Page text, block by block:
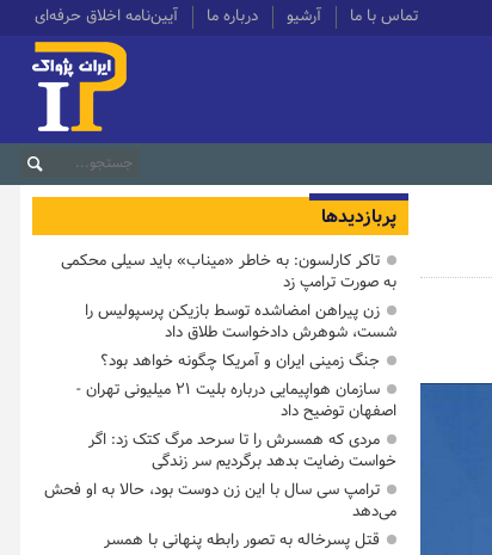
تماس با ما آرشیو درباره ما آیین‌نامه اخلاق حرفه‌ای
پربازدیدها
تاکر کارلسون: به خاطر «میناب» باید سیلی محکمی
به صورت ترامپ زد
زن پیراهن امضاشده توسط بازیکن پرسپولیس را
شست، شوهرش دادخواست طلاق داد
جنگ زمینی ایران و آمریکا چگونه خواهد بود؟
سازمان هواپیمایی درباره بلیت ۲۱ میلیونی تهران -
اصفهان توضیح داد
مردی که همسرش را تا سرحد مرگ کتک زد: اگر
خواست رضایت بدهد برگردیم سر زندگی
ترامپ سی سال با این زن دوست بود، حالا به او فحش
می‌دهد
قتل پسرخاله به تصور رابطه پنهانی با همسر